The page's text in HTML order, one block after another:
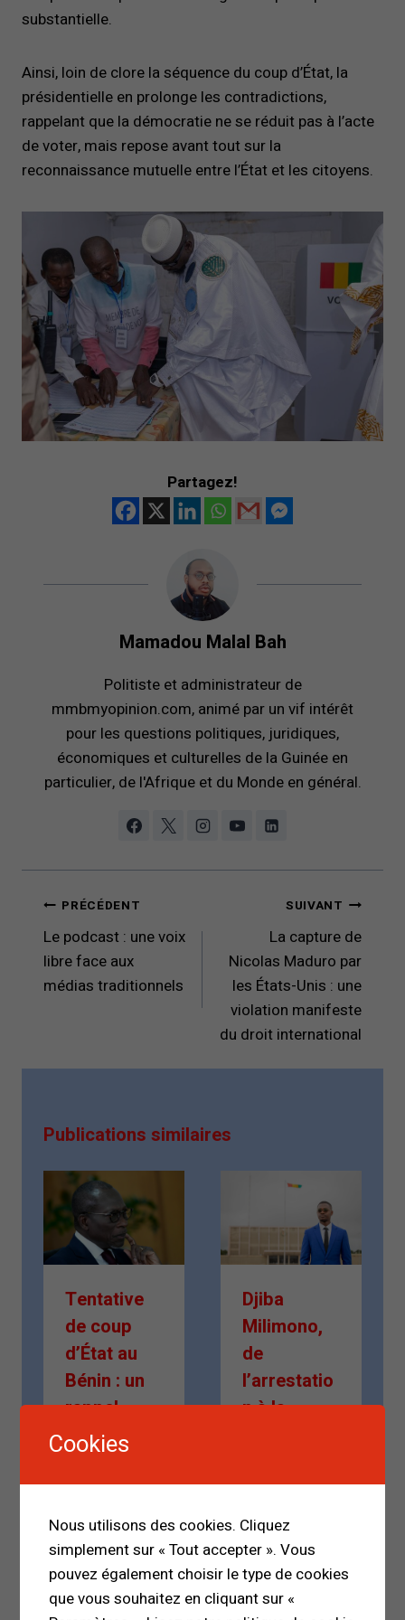
substantielle.
Ainsi, loin de clore la séquence du coup d’État, la
présidentielle en prolonge les contradictions,
rappelant que la démocratie ne se réduit pas à l’acte
de voter, mais repose avant tout sur la
reconnaissance mutuelle entre l’État et les citoyens.
Partagez!
Mamadou Malal Bah
Politiste et administrateur de
mmbmyopinion.com, animé par un vif intérêt
pour les questions politiques, juridiques,
économiques et culturelles de la Guinée en
particulier, de l'Afrique et du Monde en général.
Navigation
de
l’article
PRÉCÉDENT
Le podcast : une voix
libre face aux
médias traditionnels
SUIVANT
La capture de
Nicolas Maduro par
les États-Unis : une
violation manifeste
du droit international
Publications similaires
Tentative
de coup
d’État au
Bénin : un
rappel
brutal pour
Mamadou Malal
8 décembre 2025
Djiba
Milimono,
de
l’arrestatio
n à la
fort de
reconnaiss
ance et
d’unité
Par
Cookies
Nous utilisons des cookies. Cliquez
simplement sur « Tout accepter ». Vous
pouvez également choisir le type de cookies
que vous souhaitez en cliquant sur «